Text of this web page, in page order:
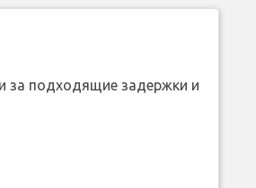
за подходящие задержки и